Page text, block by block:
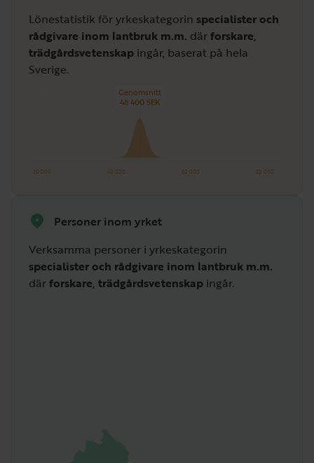
Lönestatistik för yrkeskategorin specialister och
rådgivare inom lantbruk m.m. därforskare,
trädgårdsvetenskap ingår, baserat på hela
Sverige.
20 000 40 000 60 000 80 000
Genomsnitt
46 400 SEK
Personer inom yrket
Verksamma personer i yrkeskategorin
specialister och rådgivare inom lantbruk m.m.
därforskare, trädgårdsvetenskap ingår.